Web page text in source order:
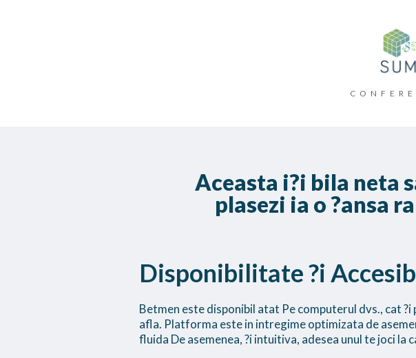
Aceasta i?i bila neta
plasezi ia o ?ansa
Disponibilitate ?i
Betmen este disponibil atat Pe computerul dvs., cat
afla. Platforma este in intregime optimizata de
fluida De asemenea, ?i intuitiva, adesea unul te joci